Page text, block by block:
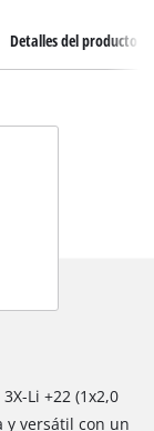
Detalles del producto
Li +22 (1x2,0
y versátil con un